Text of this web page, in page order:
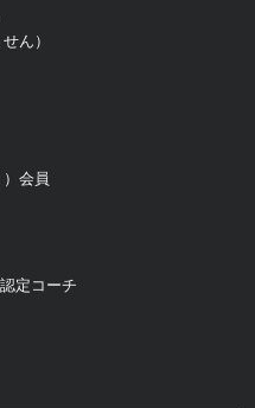
ん）
会員
定コーチ